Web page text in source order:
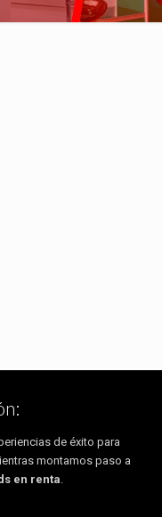
de éxito para
montamos paso a
en renta.